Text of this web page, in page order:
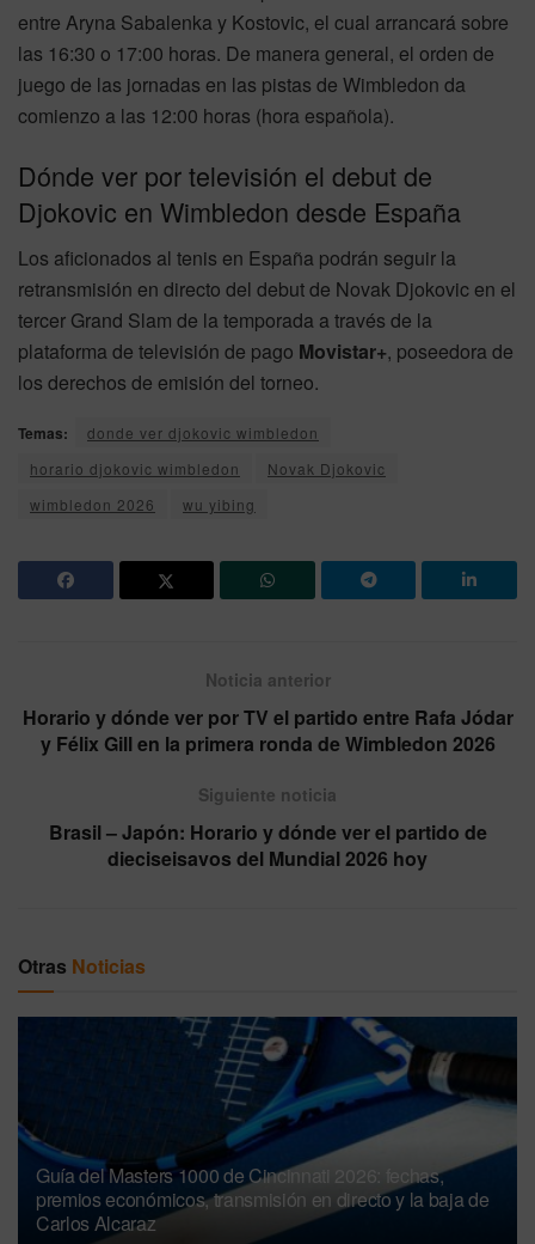
entre Aryna Sabalenka y Kostovic, el cual arrancará sobre
las 16:30 o 17:00 horas. De manera general, el orden de
juego de las jornadas en las pistas de Wimbledon da
comienzo a las 12:00 horas (hora española).
Dónde ver por televisión el debut de
Djokovic en Wimbledon desde España
Los aficionados al tenis en España podrán seguir la
retransmisión en directo del debut de Novak Djokovic en el
tercer Grand Slam de la temporada a través de la
plataforma de televisión de pago Movistar+, poseedora de
los derechos de emisión del torneo.
Temas:
donde ver djokovic wimbledon
horario djokovic wimbledon
Novak Djokovic
wimbledon 2026
wu yibing
Noticia anterior
Horario y dónde ver por TV el partido entre Rafa Jódar
y Félix Gill en la primera ronda de Wimbledon 2026
Siguiente noticia
Brasil – Japón: Horario y dónde ver el partido de
dieciseisavos del Mundial 2026 hoy
Otras Noticias
Guía del Masters 1000 de Cincinnati 2026: fechas,
premios económicos, transmisión en directo y la baja de
Carlos Alcaraz